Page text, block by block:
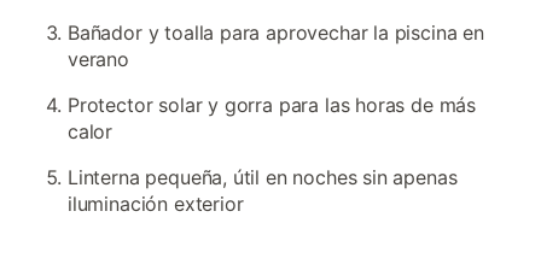
Bañador y toalla para aprovechar la piscina en
verano
Protector solar y gorra para las horas de más
calor
Linterna pequeña, útil en noches sin apenas
iluminación exterior